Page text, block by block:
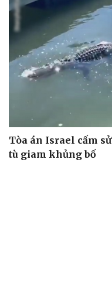
Tòa án Israel cấm
tù giam khủng bố